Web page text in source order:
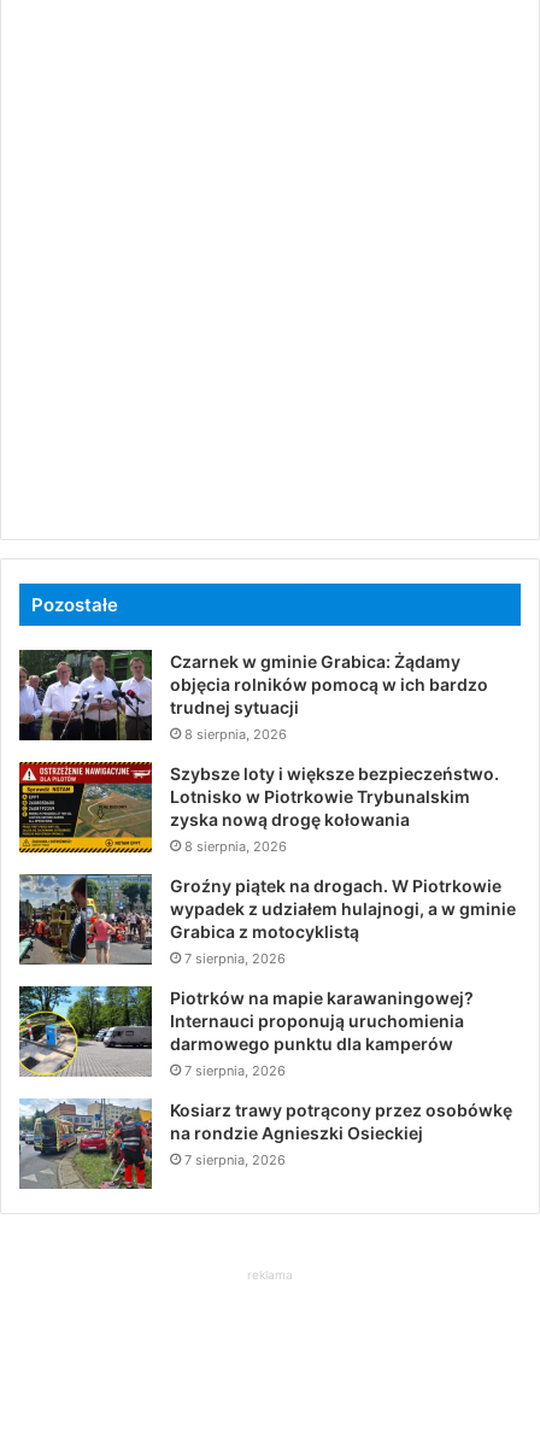
Pozostałe
Czarnek w gminie Grabica: Żądamy
objęcia rolników pomocą w ich bardzo
trudnej sytuacji
8 sierpnia, 2026
Szybsze loty i większe bezpieczeństwo.
Lotnisko w Piotrkowie Trybunalskim
zyska nową drogę kołowania
8 sierpnia, 2026
Groźny piątek na drogach. W Piotrkowie
wypadek z udziałem hulajnogi, a w gminie
Grabica z motocyklistą
7 sierpnia, 2026
Piotrków na mapie karawaningowej?
Internauci proponują uruchomienia
darmowego punktu dla kamperów
7 sierpnia, 2026
Kosiarz trawy potrącony przez osobówkę
na rondzie Agnieszki Osieckiej
7 sierpnia, 2026
reklama